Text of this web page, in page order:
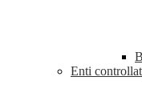
Enti